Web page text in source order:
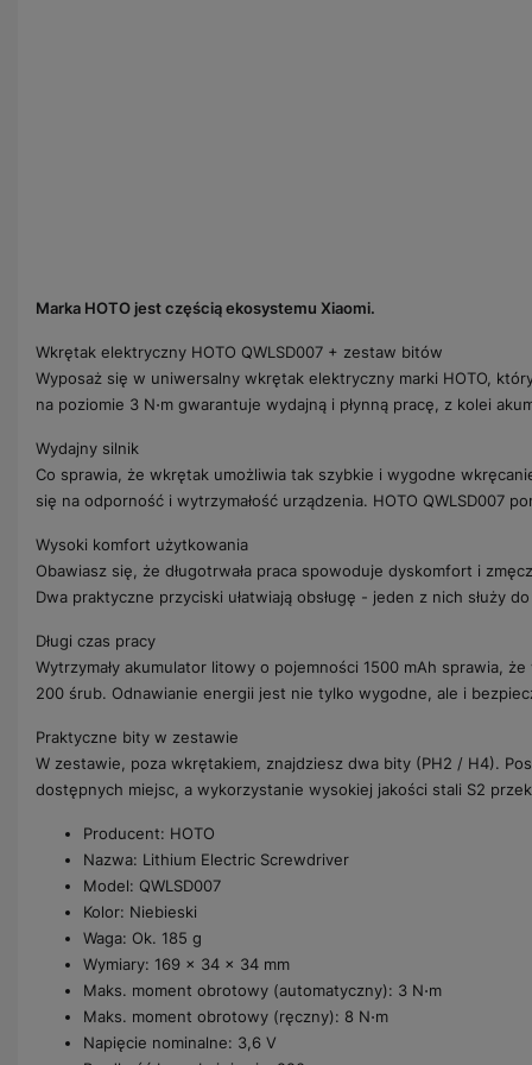
Marka HOTO jest częścią ekosystemu Xiaomi.
Wkrętak elektryczny HOTO QWLSD007 + zestaw bitów
Wyposaż się w uniwersalny wkrętak elektryczny marki HOTO,
na poziomie 3 N⋅m gwarantuje wydajną i płynną pracę, z kolei
Wydajny silnik
Co sprawia, że wkrętak umożliwia tak szybkie i wygodne
się na odporność i wytrzymałość urządzenia. HOTO QWLSD007
Wysoki komfort użytkowania
Obawiasz się, że długotrwała praca spowoduje dyskomfort i
Dwa praktyczne przyciski ułatwiają obsługę - jeden z nich służy
Długi czas pracy
Wytrzymały akumulator litowy o pojemności 1500 mAh sprawia,
200 śrub. Odnawianie energii jest nie tylko wygodne, ale i
Praktyczne bity w zestawie
W zestawie, poza wkrętakiem, znajdziesz dwa bity (PH2 / H4).
dostępnych miejsc, a wykorzystanie wysokiej jakości stali S2
Producent: HOTO
Nazwa: Lithium Electric Screwdriver
Model: QWLSD007
Kolor: Niebieski
Waga: Ok. 185 g
Wymiary: 169 x 34 x 34 mm
Maks. moment obrotowy (automatyczny): 3 N⋅m
Maks. moment obrotowy (ręczny): 8 N⋅m
Napięcie nominalne: 3,6 V